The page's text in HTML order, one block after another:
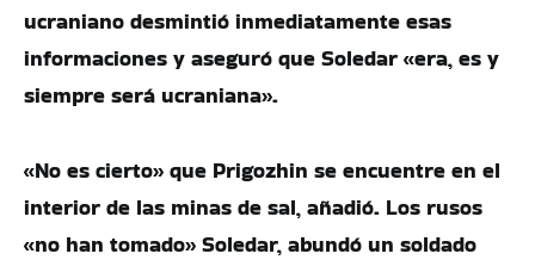
ucraniano desmintió inmediatamente esas
informaciones y aseguró que Soledar «era, es y
siempre será ucraniana».
«No es cierto» que Prigozhin se encuentre en el
interior de las minas de sal, añadió. Los rusos
«no han tomado» Soledar, abundó un soldado